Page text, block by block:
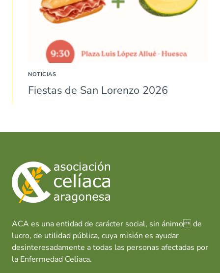
NOTICIAS
Fiestas de San Lorenzo 2026
ACA es una entidad de carácter social, sin ánimo de
lucro, de utilidad pública, cuya misión es ayudar
desinteresadamente a todas las personas afectadas por
la Enfermedad Celiaca.